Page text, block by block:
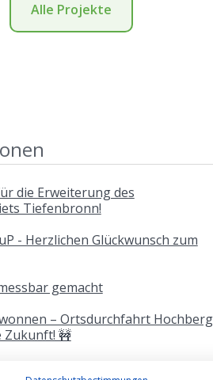
Alle Projekte
die Erweiterung des
Tiefenbronn!
- Herzlichen Glückwunsch zum
gemacht
– Ortsdurchfahrt Hochberg
🚧